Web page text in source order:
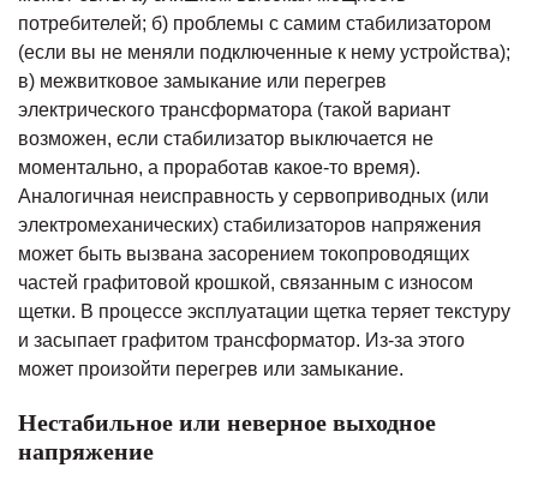
потребителей; б) проблемы с самим стабилизатором
(если вы не меняли подключенные к нему устройства);
в) межвитковое замыкание или перегрев
электрического трансформатора (такой вариант
возможен, если стабилизатор выключается не
моментально, а проработав какое-то время).
Аналогичная неисправность у сервоприводных (или
электромеханических) стабилизаторов напряжения
может быть вызвана засорением токопроводящих
частей графитовой крошкой, связанным с износом
щетки. В процессе эксплуатации щетка теряет текстуру
и засыпает графитом трансформатор. Из-за этого
может произойти перегрев или замыкание.
Нестабильное или неверное выходное
напряжение